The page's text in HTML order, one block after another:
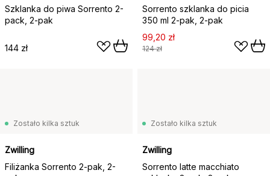
Szklanka do piwa Sorrento 2-
pack, 2-pak
144 zł
Sorrento szklanka do picia
350 ml 2-pak, 2-pak
99,20 zł
124 zł
Zostało kilka sztuk
Zwilling
Filiżanka Sorrento 2-pak, 2-
Zostało kilka sztuk
Zwilling
Sorrento latte macchiato